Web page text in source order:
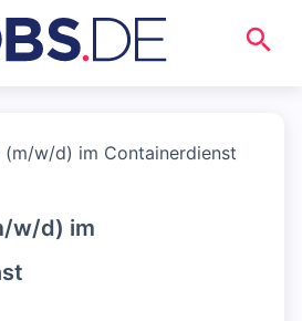
(m/w/d) im Containerdienst
w/d) im